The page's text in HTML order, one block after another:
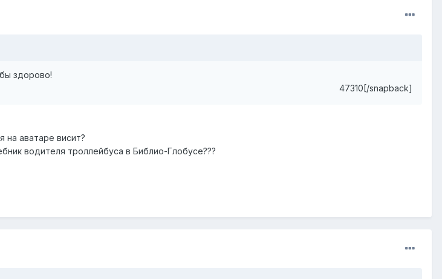
здорово!
47310[/snapback]
на аватаре висит?
водителя троллейбуса в Библио-Глобусе???